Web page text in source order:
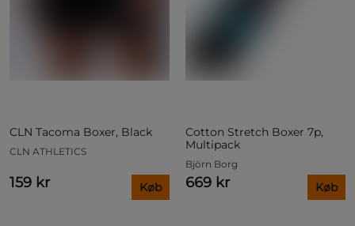
CLN Tacoma Boxer, Black
CLN ATHLETICS
159 kr Køb
Cotton Stretch Boxer 7p,
Multipack
Björn Borg
669 kr Køb